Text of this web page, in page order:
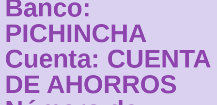
Banco:
PICHINCHA
Cuenta: CUENTA
DE AHORROS